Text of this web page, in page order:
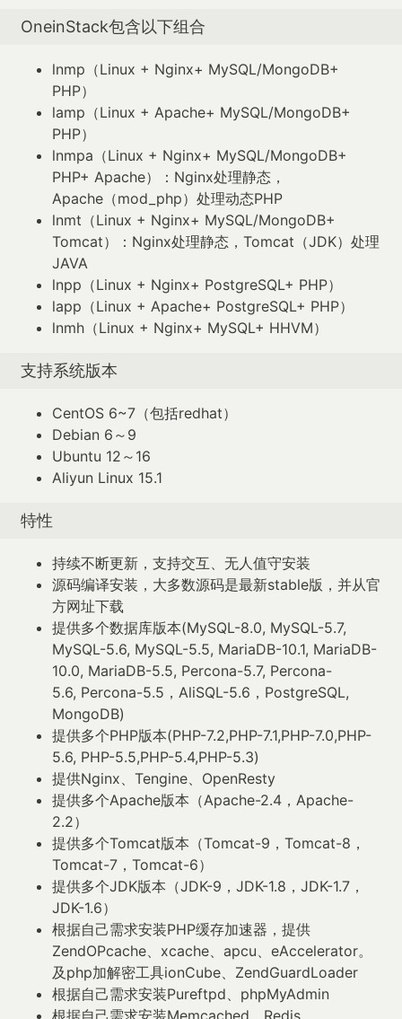
OneinStack包含以下组合
lnmp（Linux + Nginx+ MySQL/MongoDB+
PHP）
lamp（Linux + Apache+ MySQL/MongoDB+
PHP）
lnmpa（Linux + Nginx+ MySQL/MongoDB+
PHP+ Apache）：Nginx处理静态，
Apache（mod_php）处理动态PHP
lnmt（Linux + Nginx+ MySQL/MongoDB+
Tomcat）：Nginx处理静态，Tomcat（JDK）处理
JAVA
lnpp（Linux + Nginx+ PostgreSQL+ PHP）
lapp（Linux + Apache+ PostgreSQL+ PHP）
lnmh（Linux + Nginx+ MySQL+ HHVM）
支持系统版本
CentOS 6~7（包括redhat）
Debian 6～9
Ubuntu 12～16
Aliyun Linux 15.1
特性
持续不断更新，支持交互、无人值守安装
源码编译安装，大多数源码是最新stable版，并从官
方网址下载
提供多个数据库版本(MySQL-8.0, MySQL-5.7,
MySQL-5.6, MySQL-5.5, MariaDB-10.1, MariaDB-
10.0, MariaDB-5.5, Percona-5.7, Percona-
5.6, Percona-5.5，AliSQL-5.6，PostgreSQL,
MongoDB)
提供多个PHP版本(PHP-7.2,PHP-7.1,PHP-7.0,PHP-
5.6, PHP-5.5,PHP-5.4,PHP-5.3)
提供Nginx、Tengine、OpenResty
提供多个Apache版本（Apache-2.4，Apache-
2.2）
提供多个Tomcat版本（Tomcat-9，Tomcat-8，
Tomcat-7，Tomcat-6）
提供多个JDK版本（JDK-9，JDK-1.8，JDK-1.7，
JDK-1.6）
根据自己需求安装PHP缓存加速器，提供
ZendOPcache、xcache、apcu、eAccelerator。
及php加解密工具ionCube、ZendGuardLoader
根据自己需求安装Pureftpd、phpMyAdmin